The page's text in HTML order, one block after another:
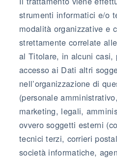
strumenti informatici e/o
modalità organizzative e
strettamente correlate
al Titolare, in alcuni casi,
accesso ai Dati altri
nell’organizzazione di
(personale
marketing, legali,
ovvero soggetti esterni
tecnici terzi, corrieri
società informatiche,